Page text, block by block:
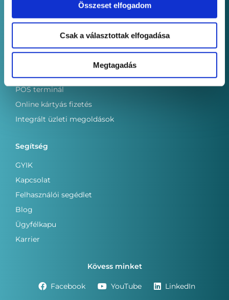
Összeset elfogadom
Csak a választottak elfogadása
Megtagadás
1034 Budapest, Tímár utca 20. 4.em
POS terminál
Online kártyás fizetés
Integrált üzleti megoldások
Segítség
GYIK
Kapcsolat
Felhasználói segédlet
Blog
Ügyfélkapu
Karrier
Kövess minket
Facebook YouTube LinkedIn